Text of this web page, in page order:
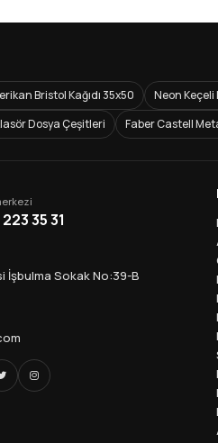
Bristol Kağıdı 35x50 Neon Keçeli
Dosya Çeşitleri Faber Castell
35 31
İşbulma Sokak No:39-B